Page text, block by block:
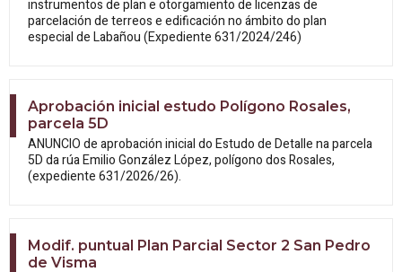
instrumentos de plan e otorgamiento de licenzas de
parcelación de terreos e edificación no ámbito do plan
especial de Labañou (Expediente 631/2024/246)
Aprobación inicial estudo Polígono Rosales,
parcela 5D
ANUNCIO de aprobación inicial do Estudode Detalle na parcela
5D da rúa Emilio González López, polígono dos Rosales,
(expediente 631/2026/26).
Modif. puntual Plan Parcial Sector 2 San Pedro
de Visma